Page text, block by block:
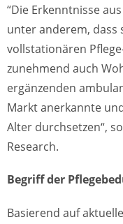
“Die Erkenntnisse
unter anderem, dass
vollstationären
zunehmend auch
ergänzenden
Markt anerkannte
Alter durchsetzen“,
Research.
Begriff der
Basierend auf